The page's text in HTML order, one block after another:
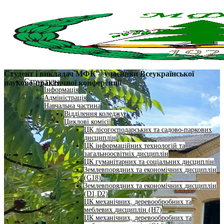
Структура
Інформація
Адміністрація
Навчальна частина
Відділення коледжу
Циклові комісії
ЦК лісогосподарських та садово-паркових
дисциплін
ЦК інформаційних технологій та
загальноосвітніх дисциплін
ЦК гуманітарних та соціальних дисциплін
Землевпорядних та економічних дисциплін
(G18)
Землевпорядних та економічних дисциплін
(D1,D2)
ЦК механічних, деревообробних та
меблевих дисциплін (H7)
ЦК механічних, деревообробних та
Студент і викладач МФК – учасники Всеукраїнської
науково-практичної конференції